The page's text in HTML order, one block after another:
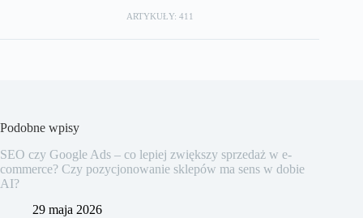
ARTYKUŁY: 411
Podobne wpisy
SEO czy Google Ads – co lepiej zwiększy sprzedaż w e-
commerce? Czy pozycjonowanie sklepów ma sens w dobie
AI?
29 maja 2026